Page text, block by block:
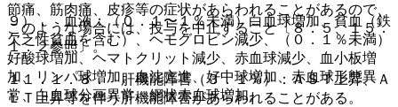
９）． 血液：（０．１〜１％未満）白血球増加、貧血（鉄
欠乏性貧血を含む）、ヘモグロビン減少、（０．１％未満）
好酸球増加、ヘマトクリット減少、赤血球減少、血小板増
加、リンパ球増加、血沈亢進、好中球増加、赤血球形態異
常、白血球分画異常、網状赤血球増加。
節痛、筋肉痛、皮疹等の症状があらわれることがあるので、
このような場合には、投与を中止すること〔８．５、１５．
１．２参照〕。
１１．１．８． 肝機能障害（３．１％）：ＡＳＴ上昇、Ａ
ＬＴ上昇等を伴う肝機能障害があらわれることがある。